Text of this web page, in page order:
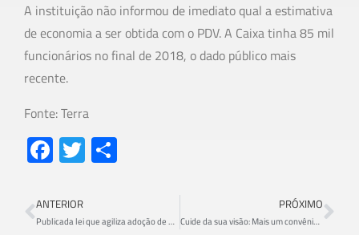
A instituição não informou de imediato qual a estimativa
de economia a ser obtida com o PDV. A Caixa tinha 85 mil
funcionários no final de 2018, o dado público mais
recente.
Fonte: Terra
Fa
ce
b
o
T
wi
er e
ANTERIOR
Publicada lei que agiliza adoção de medidas de proteção às mulheres contra a violência
PRÓXIMO
Cuide da sua visão: Mais um convênio com ótica em Criciúma